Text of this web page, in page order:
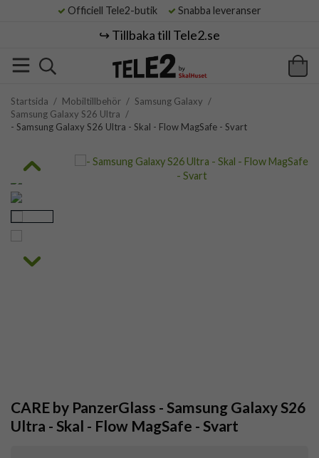
Officiell Tele2-butik Snabba leveranser
↪️ Tillbaka till Tele2.se
Startsida / Mobiltillbehör / Samsung Galaxy /
Samsung Galaxy S26 Ultra /
- Samsung Galaxy S26 Ultra - Skal - Flow MagSafe - Svart
CARE by PanzerGlass - Samsung Galaxy S26
Ultra - Skal - Flow MagSafe - Svart